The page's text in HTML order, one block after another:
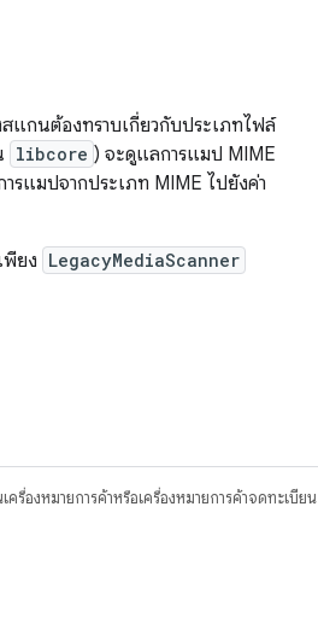
แกนต้องทราบเกี่ยวกับประเภทไฟล์
libcore ) จะดูแลการแมป MIME
รแมปจากประเภท MIME ไปยังค่า
พียง LegacyMediaScanner
รื่องหมายการค้าหรือเครื่องหมายการค้าจดทะเบียน